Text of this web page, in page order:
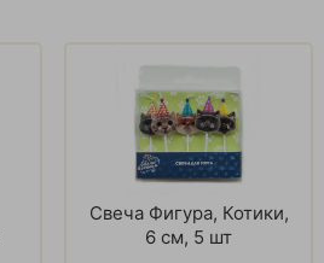
Свеча Фигура, Котики,
6 см, 5 шт